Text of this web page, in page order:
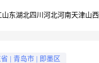
山东湖北四川 河北河南天津山西
青岛市 即墨区